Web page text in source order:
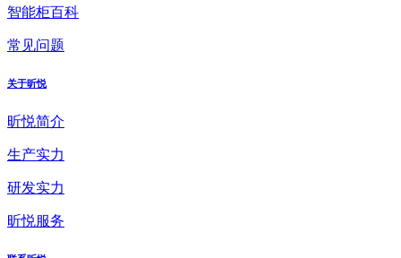
智能柜百科
常见问题
关于昕悦
昕悦简介
生产实力
研发实力
昕悦服务